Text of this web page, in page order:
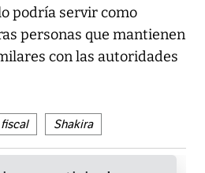
podría servir como
personas que mantienen
con las autoridades
Shakira